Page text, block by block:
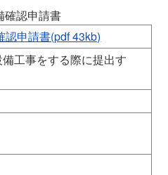
確認申請書
認申請書(pdf 43kb)
工事をする際に提出す